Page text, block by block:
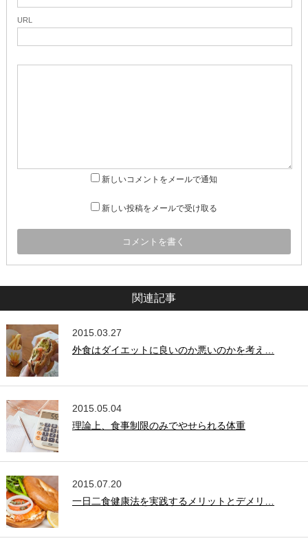
URL
新しいコメントをメールで通知
新しい投稿をメールで受け取る
関連記事
2015.03.27
外食はダイエットに良いのか悪いのかを考え…
2015.05.04
理論上、食事制限のみでやせられる体重
2015.07.20
一日二食健康法を実践するメリットとデメリ…